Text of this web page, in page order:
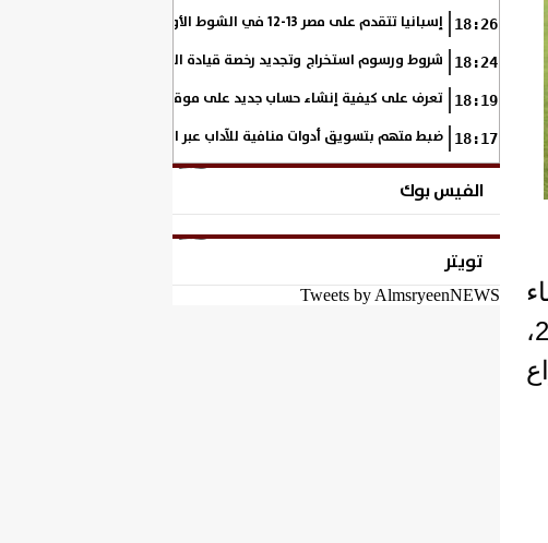
اليوم الجمعة، ضمن منافسات دور الـ32 من بطولة كأس العالم 2026،
18:26 إسبانيا تتقدم على مصر 13-12 في الشوط الأول.. وناشئات الفراعنة يواصلن حلم بلوغ نهائي مونديال اليد
18:24 شروط ورسوم استخراج وتجديد رخصة قيادة الدراجة النارية
18:19 تعرف على كيفية إنشاء حساب جديد على موقع وزارة الداخلية المصرية
18:17 ضبط متهم بتسويق أدوات منافية للآداب عبر السوشيال ميديا
الفيس بوك
تويتر
Tweets by AlmsryeenNEWS